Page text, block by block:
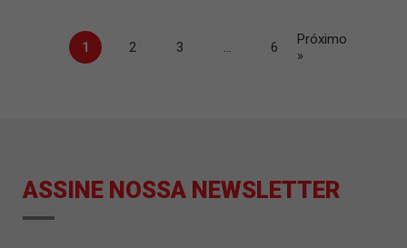
1 2 3 … 6
Próximo
»
ASSINE NOSSA NEWSLETTER